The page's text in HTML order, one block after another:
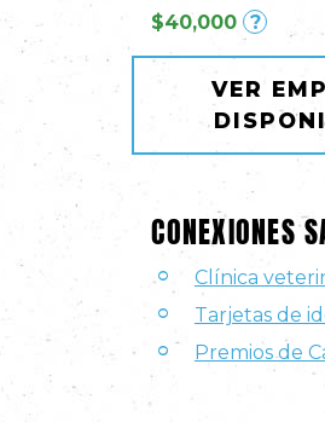
$40,000 ?
VER
CONEXIONES
Clínica
Tarjetas de
Premios de